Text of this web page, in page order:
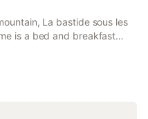
La bastide sous les
is a bed and breakfast
25 km from Valence Parc